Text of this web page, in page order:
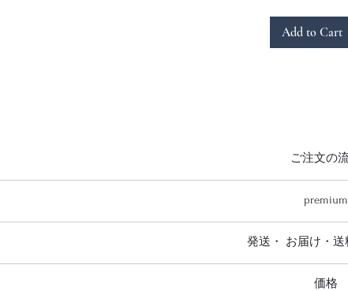
Add to Cart
ご注文の
商品をご注文を頂きお支払い確認後、発注
premiumは商品が仕上がりお届けまでに
premium
飾るとスマートでお洒落です（一般的に
ディスプレイ用に最適な、堅牢か
プリント写真を上から保護するガラスやアクリル板が不要な為作
発送・ お届け・送
価格